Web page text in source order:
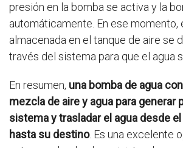
presión en la bomba se activa y la
automáticamente. En ese momento,
almacenada en el tanque de aire se
través del sistema para que el agua
En resumen, una bomba de agua
mezcla de aire y agua para generar
sistema y trasladar el agua desde
hasta su destino. Es una excelente